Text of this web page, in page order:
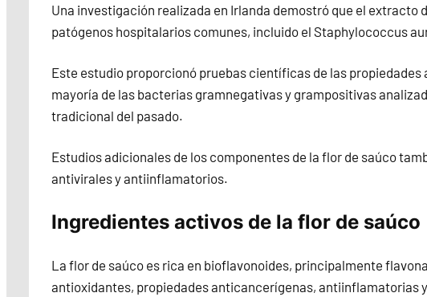
Una investigación realizada en Irlanda demostró que el extracto
patógenos hospitalarios comunes, incluido el Staphylococcus
Este estudio proporcionó pruebas científicas de las
mayoría de las bacterias gramnegativas y grampositivas
tradicional del pasado.
Estudios adicionales de los componentes de la flor de saúco
antivirales y antiinflamatorios.
Ingredientes activos de la flor de saúco
La flor de saúco es rica en bioflavonoides, principalmente
antioxidantes, propiedades anticancerígenas, antiinflamatorias